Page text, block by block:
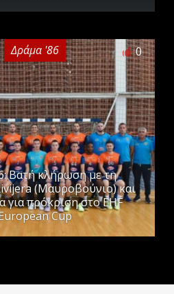
Δράμα '86 0
Βατή κλήρωση με τη
(Μαυροβούνιο) και
για πρόκριση στο EHF
Cup